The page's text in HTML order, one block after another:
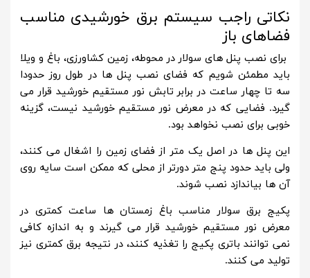
نکاتی راجب سیستم برق خورشیدی مناسب
فضاهای باز
برای نصب پنل های سولار در محوطه، زمین کشاورزی، باغ و ویلا
باید مطمئن شویم که فضای نصب پنل ها در طول روز حدودا
سه تا چهار ساعت در برابر تابش نور مستقیم خورشید قرار می
گیرد. فضایی که در معرض نور مستقیم خورشید نیست، گزینه
خوبی برای نصب نخواهد بود.
این پنل ها در اصل یک متر از فضای زمین را اشغال می کنند،
ولی باید حدود پنج متر دورتر از محلی که ممکن است سایه روی
آن ها بیاندازد نصب شوند.
پکیج برق سولار مناسب باغ زمستان ها ساعت کمتری در
معرض نور مستقیم خورشید قرار می گیرند و به اندازه کافی
نمی توانند باتری پکیج را تغذیه کنند، در نتیجه برق کمتری نیز
تولید می کنند.